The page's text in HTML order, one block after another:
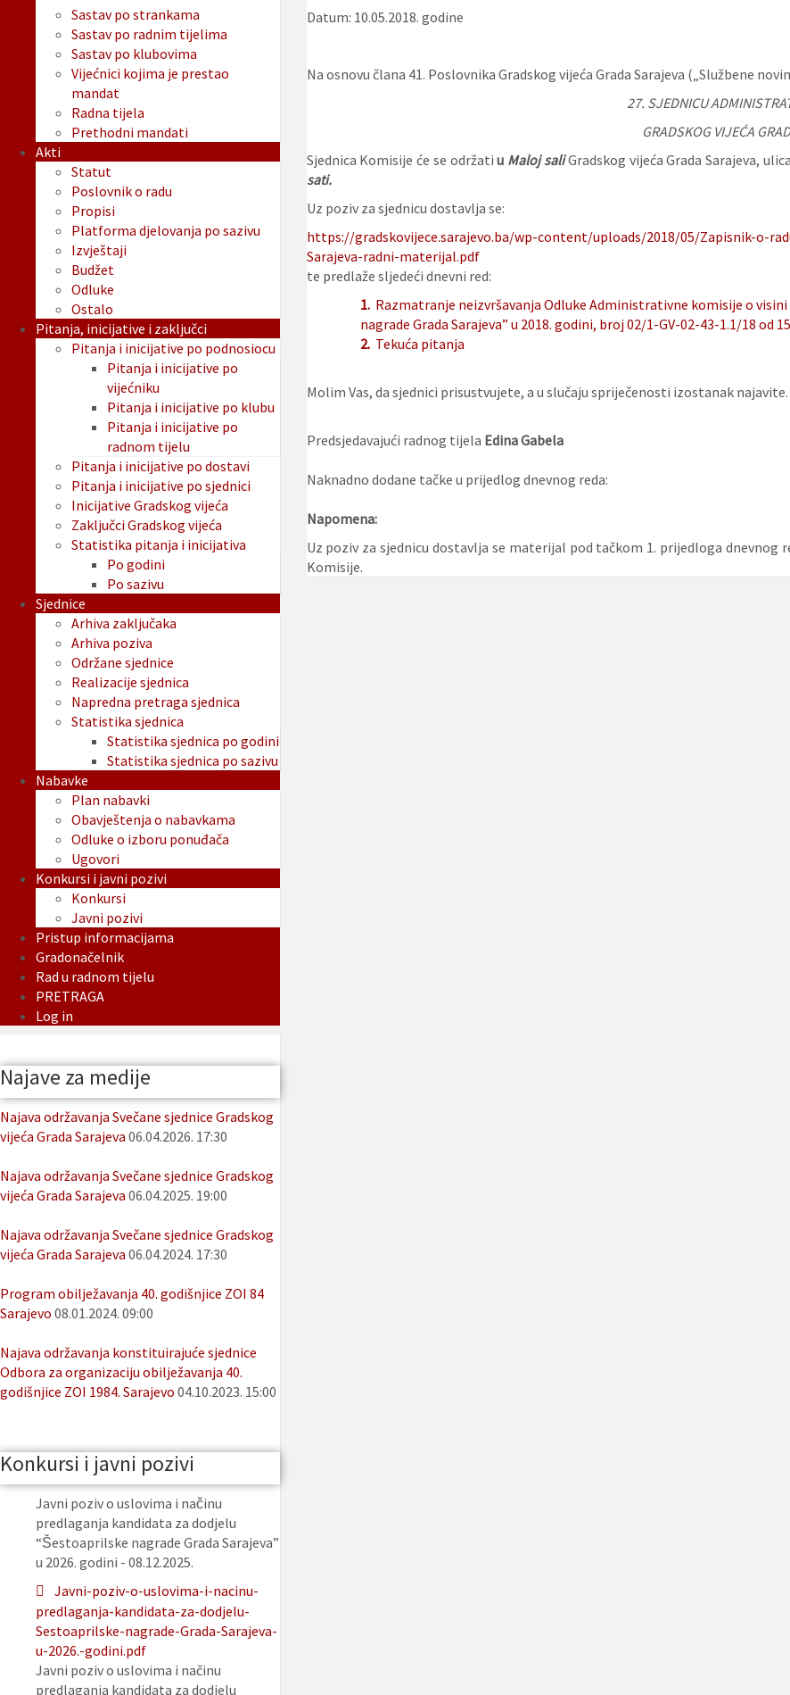
Datum: 10.05.2018. godine
Na osnovu člana 41. Poslovnika Gradskog vijeća Grada Sarajeva („Službene
27. SJEDNICU
GRADSKOG VIJEĆA
Sjednica Komisije će se održatiu Maloj saliGradskog vijeća Grada Sarajeva,
sati.
Uz poziv za sjednicu dostavlja se:
https://gradskovijece.sarajevo.ba/wp-content/uploads/2018/05/Zapisnik-o-
Sarajeva-radni-materijal.pdf
te predlaže sljedeći dnevni red:
1. Razmatranje neizvršavanja Odluke Administrativne komisije o
nagrade Grada Sarajeva” u 2018. godini, broj 02/1-GV-02-43-1.1/18 od
2. Tekuća pitanja
Molim Vas, da sjednici prisustvujete, a u slučaju spriječenosti izostanak najavite.
Predsjedavajući radnog tijela Edina Gabela
Naknadno dodane tačke u prijedlog dnevnog reda:
Napomena:
Uz poziv za sjednicu dostavlja se materijal pod tačkom 1. prijedloga dnevnog
Komisije.
Sastav po strankama
Sastav po radnim tijelima
Sastav po klubovima
Vijećnici kojima je prestao
mandat
Radna tijela
Prethodni mandati
Akti
Statut
Poslovnik o radu
Propisi
Platforma djelovanja po sazivu
Izvještaji
Budžet
Odluke
Ostalo
Pitanja, inicijative i zaključci
Pitanja i inicijative po podnosiocu
Pitanja i inicijative po
vijećniku
Pitanja i inicijative po klubu
Pitanja i inicijative po
radnom tijelu
Pitanja i inicijative po dostavi
Pitanja i inicijative po sjednici
Inicijative Gradskog vijeća
Zaključci Gradskog vijeća
Statistika pitanja i inicijativa
Po godini
Po sazivu
Sjednice
Arhiva zaključaka
Arhiva poziva
Održane sjednice
Realizacije sjednica
Napredna pretraga sjednica
Statistika sjednica
Statistika sjednica po godini
Statistika sjednica po sazivu
Nabavke
Plan nabavki
Obavještenja o nabavkama
Odluke o izboru ponuđača
Ugovori
Konkursi i javni pozivi
Konkursi
Javni pozivi
Pristup informacijama
Gradonačelnik
Rad u radnom tijelu
PRETRAGA
Log in
Najave za medije
Najava održavanja Svečane sjednice Gradskog
vijeća Grada Sarajeva 06.04.2026. 17:30
Najava održavanja Svečane sjednice Gradskog
vijeća Grada Sarajeva 06.04.2025. 19:00
Najava održavanja Svečane sjednice Gradskog
vijeća Grada Sarajeva 06.04.2024. 17:30
Program obilježavanja 40. godišnjice ZOI 84
Sarajevo 08.01.2024. 09:00
Najava održavanja konstituirajuće sjednice
Odbora za organizaciju obilježavanja 40.
godišnjice ZOI 1984. Sarajevo 04.10.2023. 15:00
Konkursi i javni pozivi
Javni poziv o uslovima i načinu
predlaganja kandidata za dodjelu
“Šestoaprilske nagrade Grada Sarajeva”
u 2026. godini - 08.12.2025.
Javni-poziv-o-uslovima-i-nacinu-
predlaganja-kandidata-za-dodjelu-
Sestoaprilske-nagrade-Grada-Sarajeva-
u-2026.-godini.pdf
Javni poziv o uslovima i načinu
predlaganja kandidata za dodjelu